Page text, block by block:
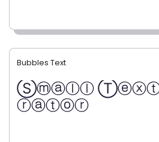
Bubbles Text
Ⓢⓜⓐⓛⓛ
ⓡⓐⓣⓞⓡ